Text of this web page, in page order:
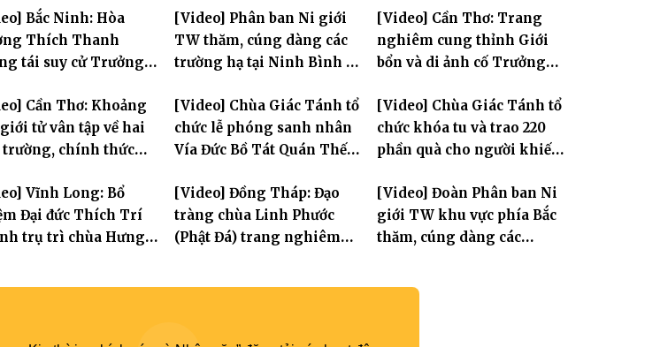
chư hành giả Ni
Bắc Ninh: Hòa
Thích Thanh
tái suy cử Trưởng
[Video] Phân ban Ni giới
TW thăm, cúng dàng các
trường hạ tại Ninh Bình và
thần hộ trì Tam bảo
[Video] Cần Thơ: Trang
nghiêm cung thỉnh Giới
bổn và di ảnh cố Trưởng
Tôn hiệu Đại giới đàn – về
hai giới trường
Cần Thơ: Khoảng
tử vân tập về hai
chính thức
Bửu Lai PL.2570
[Video] Chùa Giác Tánh tổ
chức lễ phóng sanh nhân
Vía Đức Bồ Tát Quán Thế
[Video] Chùa Giác Tánh tổ
chức khóa tu và trao 220
phần quà cho người khiếm
Vĩnh Long: Bổ
Đại đức Thích Trí
trụ trì chùa Hưng
[Video] Đồng Tháp: Đạo
tràng chùa Linh Phước
(Phật Đá) trang nghiêm
[Video] Đoàn Phân ban Ni
giới TW khu vực phía Bắc
thăm, cúng dàng các